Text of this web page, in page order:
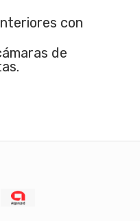
con
de